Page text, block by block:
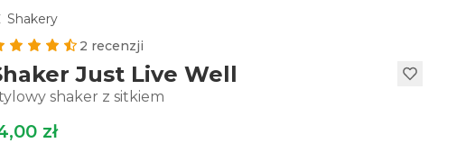
Shakery
2 recenzji
Just Live Well
shaker z sitkiem
zł